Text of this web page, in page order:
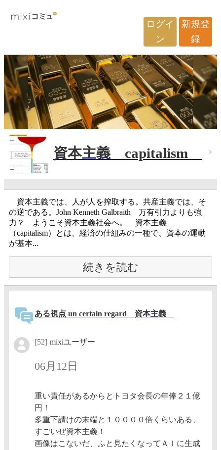
ログイ
ン
新規登
録
資本主義 capitalism
資本主義では、人が人を搾取する。共産主義では、そ
の逆である。John Kenneth Galbraith 万有引力よりも強
力？ ようこそ資本主義社会へ。 資本主義
（capitalism）とは、経済の仕組みの一種で、資本の運動
が基本...
続きを読む
ある視点 un certain regard 資本主義
[52] mixiユーザー
06月12日
重い責任があるからとトヨタ会長の年俸２１億
円！
多重下請けの末端と１００００倍くらいある、
すごいぜ資本主義！
画像はこないだ、ふと見たくなってＡＩに生成